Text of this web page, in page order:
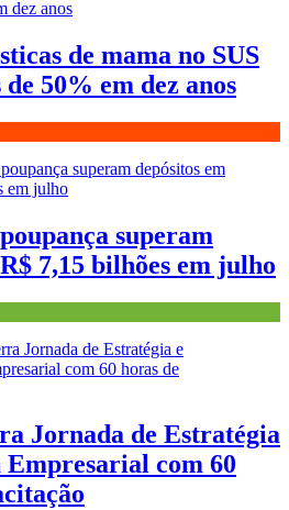
de mama no SUS
50% em dez anos
superam
7,15 bilhões em julho
Jornada de Estratégia
com 60